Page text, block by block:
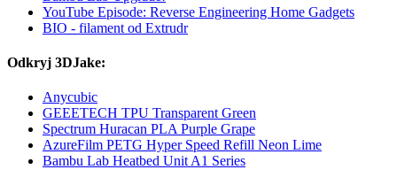
YouTube Episode: Reverse Engineering Home Gadgets
BIO - filament od Extrudr
Odkryj 3DJake:
Anycubic
GEEETECH TPU Transparent Green
Spectrum Huracan PLA Purple Grape
AzureFilm PETG Hyper Speed Refill Neon Lime
Bambu Lab Heatbed Unit A1 Series